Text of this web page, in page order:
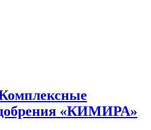
«КИМИРА»